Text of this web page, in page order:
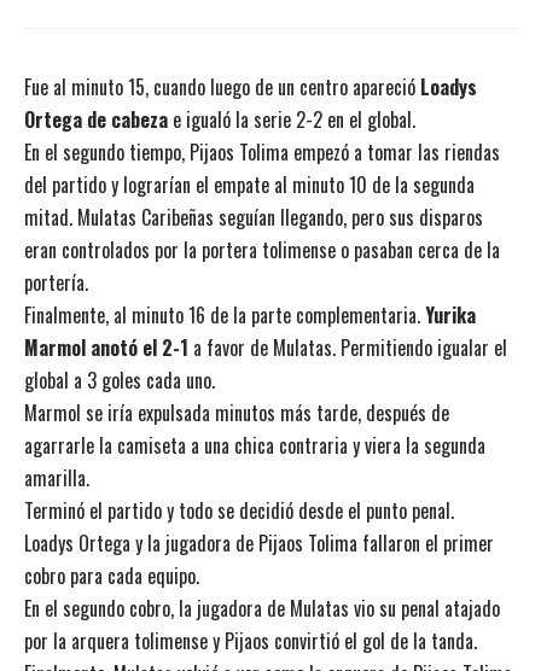
Fue al minuto 15, cuando luego de un centro apareció Loadys
Ortega de cabeza e igualó la serie 2-2 en el global.
En el segundo tiempo, Pijaos Tolima empezó a tomar las riendas
del partido y lograrían el empate al minuto 10 de la segunda
mitad. Mulatas Caribeñas seguían llegando, pero sus disparos
eran controlados por la portera tolimense o pasaban cerca de la
portería.
Finalmente, al minuto 16 de la parte complementaria.Yurika
Marmol anotó el 2-1 a favor de Mulatas. Permitiendo igualar el
global a 3 goles cada uno.
Marmol se iría expulsada minutos más tarde, después de
agarrarle la camiseta a una chica contraria y viera la segunda
amarilla.
Terminó el partido y todo se decidió desde el punto penal.
Loadys Ortega y la jugadora de Pijaos Tolima fallaron el primer
cobro para cada equipo.
En el segundo cobro, la jugadora de Mulatas vio su penal atajado
por la arquera tolimense y Pijaos convirtió el gol de la tanda.